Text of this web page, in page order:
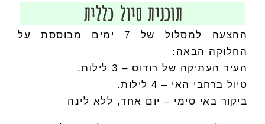
תוכנית טיול כללית
ההצעה למסלול של 7 ימים מבוססת על
החלוקה הבאה:
העיר העתיקה של רודוס – 3 לילות.
טיול ברחבי האי – 4 לילות.
ביקור באי סימי – יום אחד, ללא לינה